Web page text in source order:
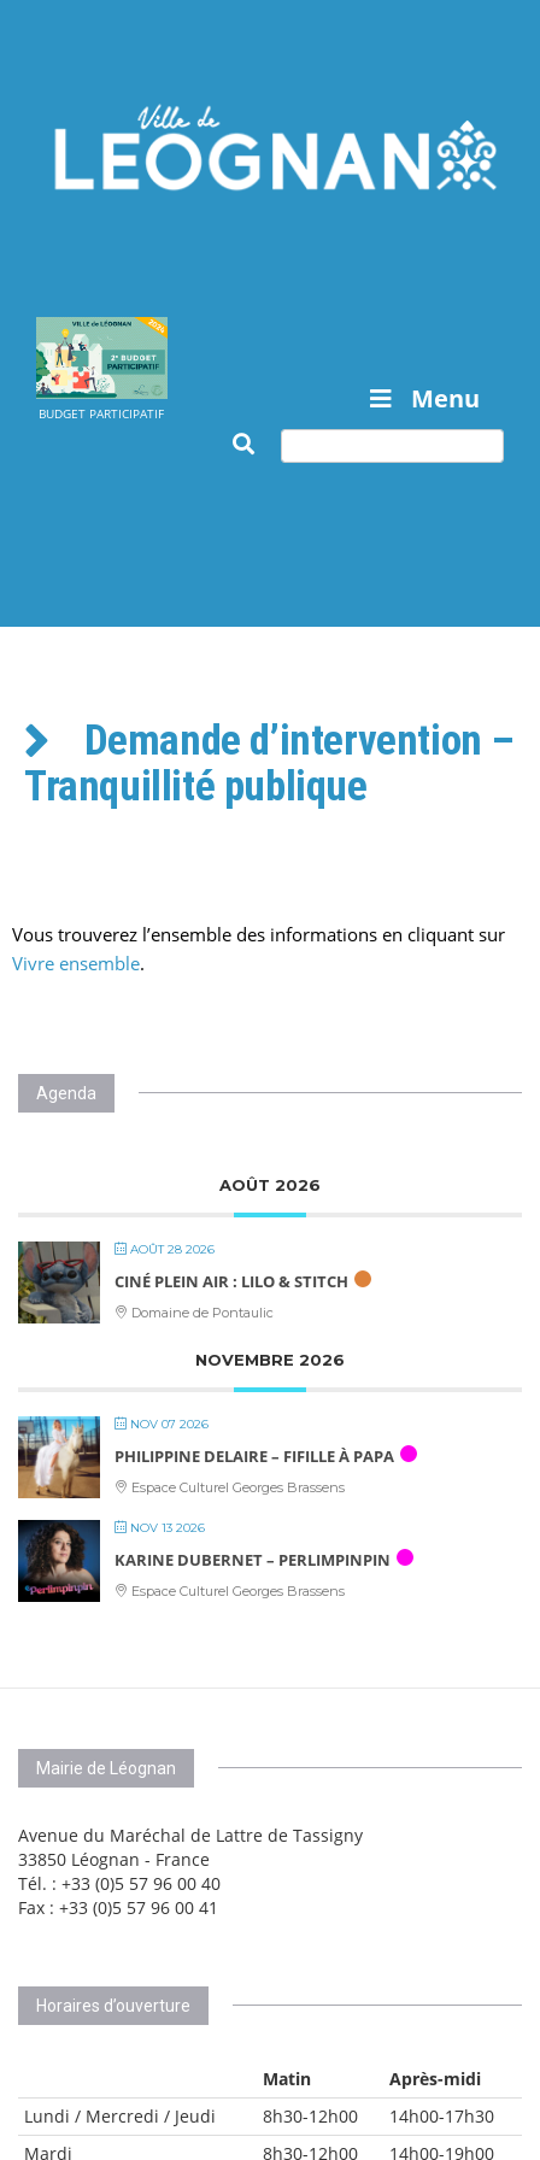
BUDGET PARTICIPATIF Menu
Demande d’intervention –
Tranquillité publique
Vous trouverez l’ensemble des informations en cliquant sur
Vivre ensemble.
Agenda
AOÛT 2026
AOÛT 28 2026
CINÉ PLEIN AIR : LILO & STITCH
Domaine de Pontaulic
NOVEMBRE 2026
NOV 07 2026
PHILIPPINE DELAIRE – FIFILLE À PAPA
Espace Culturel Georges Brassens
NOV 13 2026
KARINE DUBERNET – PERLIMPINPIN
Espace Culturel Georges Brassens
Mairie de Léognan
Avenue du Maréchal de Lattre de Tassigny
33850 Léognan - France
Tél. : +33 (0)5 57 96 00 40
Fax : +33 (0)5 57 96 00 41
Horaires d’ouverture
Matin
Après-midi
Lundi / Mercredi / Jeudi
8h30-12h00
14h00-17h30
Mardi
8h30-12h00 14h00-19h00